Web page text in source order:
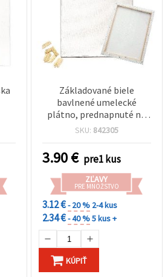
Základované biele
bavlnené umelecké
plátno, prednapnuté na
drevenom blind ráme s
cm, na akryl, olej a
temperu
SKU: 842305
3.90€ pre1 kus
ZĽAVY
PRE MNOŽSTVO
3.12 €- 20 % 2-4 kus
2.34 €- 40 %5 kus +
KÚPIŤ